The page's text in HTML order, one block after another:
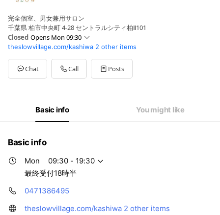
完全個室、男女兼用サロン
千葉県 柏市中央町 4-28 セントラルシティ柏Ⅱ101
Closed Opens Mon 09:30
Sun09:30 - 19:30
Mon09:30 - 19:30
Tue09:30 - 19:30
Wed09:30 - 19:30
09:30 - 19:30
最終受付18時半
theslowvillage.com/kashiwa 2 other items
Chat Call Posts
Basic info You might like
Basic info
Mon
09:30 - 19:30
最終受付18時半
0471386495
theslowvillage.com/kashiwa 2 other items